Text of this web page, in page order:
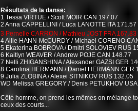
Résultats de la danse:
1 Tessa VIRTUE / Scott MOIR CAN 197.07
2 Anna CAPPELLINI / Luca LANOTTE ITA 171.57
3 Pernelle CARRON / Mathieu JOST FRA 167.83
4 Allie HANN-McCURDY / Michael CORENO
5 Ekaterina BOBROVA / Dmitri SOLOVIEV RUS
6 Kaitlyn WEAVER / Andrew POJE CAN 148.77
7 Nelli ZHIGANSHINA / Alexander GAZSI GER
8 Carolina HERMANN / Daniel HERMANN GER
9 Julia ZLOBINA / Alexei SITNIKOV RUS 132.05
WD Melissa GREGORY / Denis PETUKHOV USA
Côté homme, on prend les mêmes on mélange
ceux des courts...